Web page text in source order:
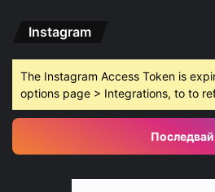
Instagram
The Instagram Access Token is
options page > Integrations, to to